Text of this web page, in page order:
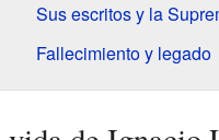
Sus escritos y la
Fallecimiento y legado